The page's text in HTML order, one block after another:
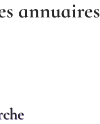
annuaires